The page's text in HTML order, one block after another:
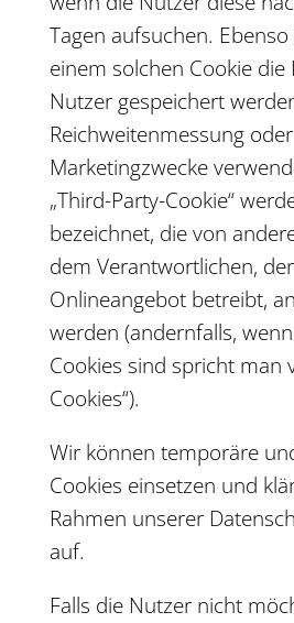
Tagen aufsuchen.
einem solchen Cookie
Nutzer gespeichert
Reichweitenmessung oder
Marketingzwecke
„Third-Party-Cookie“
bezeichnet, die von
dem Verantwortlichen,
Onlineangebot betreibt,
werden (andernfalls,
Cookies sind spricht man
Cookies“).
Wir können temporäre
Cookies einsetzen und
Rahmen unserer
auf.
Falls die Nutzer nicht